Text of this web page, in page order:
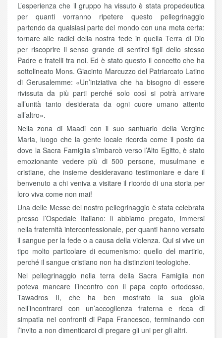
L’esperienza che il gruppo ha vissuto è stata propedeutica
per quanti vorranno ripetere questo pellegrinaggio
partendo da qualsiasi parte del mondo con una meta certa:
tornare alle radici della nostra fede in quella Terra di Dio
per riscoprire il senso grande di sentirci figli dello stesso
Padre e fratelli tra noi. Ed è stato questo il concetto che ha
sottolineato Mons. Giacinto Marcuzzo del Patriarcato Latino
di Gerusalemme: «Un’iniziativa che ha bisogno di essere
rivissuta da più parti perché solo così si potrà arrivare
all’unità tanto desiderata da ogni cuore umano attento
all’altro».
Nella zona di Maadi con il suo santuario della Vergine
Maria, luogo che la gente locale ricorda come il posto da
dove la Sacra Famiglia s’imbarcò verso l’Alto Egitto, è stato
emozionante vedere più di 500 persone, musulmane e
cristiane, che insieme desideravano testimoniare e dare il
benvenuto a chi veniva a visitare il ricordo di una storia per
loro viva come non mai!
Una delle Messe del nostro pellegrinaggio è stata celebrata
presso l’Ospedale Italiano: lì abbiamo pregato, immersi
nella fraternità interconfessionale, per quanti hanno versato
il sangue per la fede o a causa della violenza. Qui si vive un
tipo molto particolare di ecumenismo: quello del martirio,
perché il sangue cristiano non ha distinzioni teologiche.
Nel pellegrinaggio nella terra della Sacra Famiglia non
poteva mancare l’incontro con il papa copto ortodosso,
Tawadros II, che ha ben mostrato la sua gioia
nell’incontrarci con un’accoglienza fraterna e ricca di
simpatia nei confronti di Papa Francesco, terminando con
l’invito a non dimenticarci di pregare gli uni per gli altri.